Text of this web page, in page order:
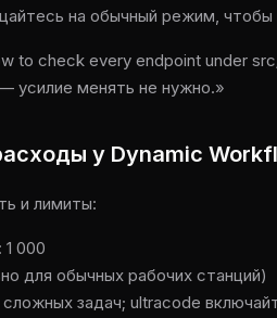
на обычный режим,
to check every endpoint under
усилие менять не нужно.»
у Dynamic
и лимиты:
: 1 000
для обычных рабочих станций)
задач; ultracode